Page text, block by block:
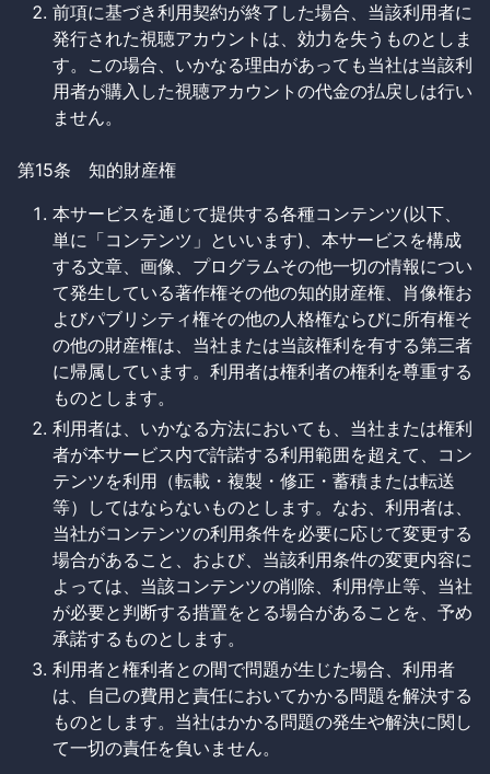
前項に基づき利用契約が終了した場合、当該利用者に
発行された視聴アカウントは、効力を失うものとしま
す。この場合、いかなる理由があっても当社は当該利
用者が購入した視聴アカウントの代金の払戻しは行い
ません。
第15条 知的財産権
本サービスを通じて提供する各種コンテンツ(以下、
単に「コンテンツ」といいます)、本サービスを構成
する文章、画像、プログラムその他一切の情報につい
て発生している著作権その他の知的財産権、肖像権お
よびパブリシティ権その他の人格権ならびに所有権そ
の他の財産権は、当社または当該権利を有する第三者
に帰属しています。利用者は権利者の権利を尊重する
ものとします。
利用者は、いかなる方法においても、当社または権利
者が本サービス内で許諾する利用範囲を超えて、コン
テンツを利用（転載・複製・修正・蓄積または転送
等）してはならないものとします。なお、利用者は、
当社がコンテンツの利用条件を必要に応じて変更する
場合があること、および、当該利用条件の変更内容に
よっては、当該コンテンツの削除、利用停止等、当社
が必要と判断する措置をとる場合があることを、予め
承諾するものとします。
利用者と権利者との間で問題が生じた場合、利用者
は、自己の費用と責任においてかかる問題を解決する
ものとします。当社はかかる問題の発生や解決に関し
て一切の責任を負いません。